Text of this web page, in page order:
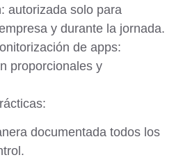
: autorizada solo para
y durante la jornada.
de apps:
proporcionales y
:
documentada todos los